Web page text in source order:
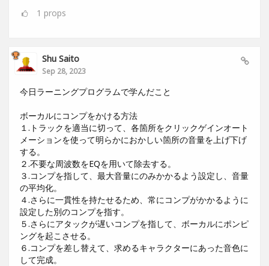
1 props
Shu Saito
Sep 28, 2023
今日ラーニングプログラムで学んだこと
ボーカルにコンプをかける方法
１.トラックを適当に切って、各箇所をクリックゲインオート
メーションを使って明らかにおかしい箇所の音量を上げ下げ
する。
２.不要な周波数をEQを用いて除去する。
３.コンプを指して、最大音量にのみかかるよう設定し、音量
の平均化。
４.さらに一貫性を持たせるため、常にコンプがかかるように
設定した別のコンプを指す。
５.さらにアタックが遅いコンプを指して、ボーカルにポンピ
ングを起こさせる。
６.コンプを差し替えて、求めるキャラクターにあった音色に
して完成。